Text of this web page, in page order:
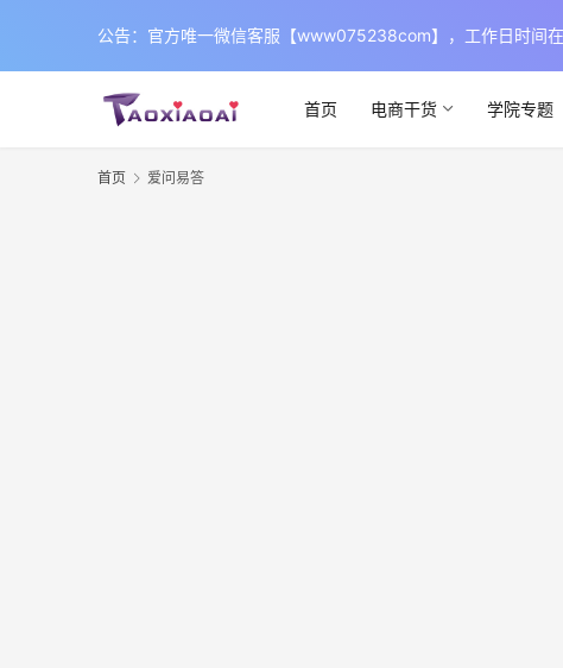
公告：官方唯一微信客服【www075238com】，工作日时间
首页 电商干货 学院专题
首页 爱问易答